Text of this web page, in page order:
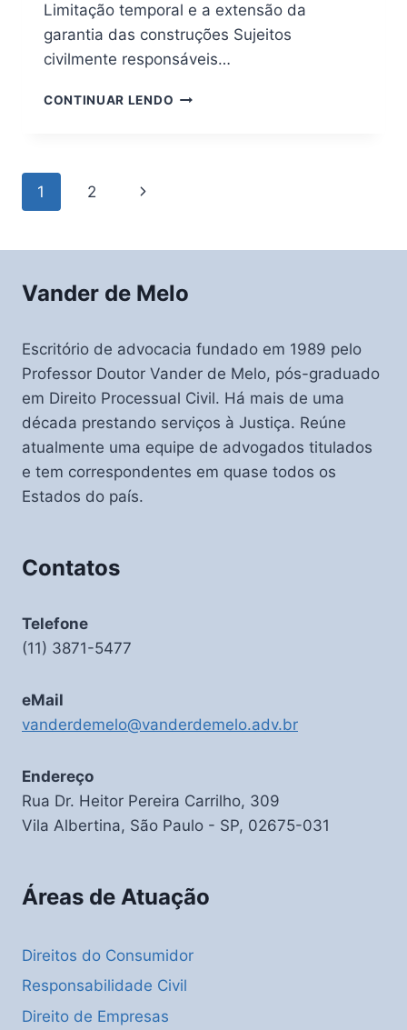
Limitação temporal e a extensão da
garantia das construções Sujeitos
civilmente responsáveis…
CONTINUAR LENDO CONSTRUÇÃO
Page
1 2
Next
Vander de Melo
Escritório de advocacia fundado em 1989 pelo
Professor Doutor Vander de Melo, pós-graduado
em Direito Processual Civil. Há mais de uma
década prestando serviços à Justiça. Reúne
atualmente uma equipe de advogados titulados
e tem correspondentes em quase todos os
Estados do país.
Contatos
Telefone
(11) 3871-5477
eMail
vanderdemelo@vanderdemelo.adv.br
Endereço
Rua Dr. Heitor Pereira Carrilho, 309
Vila Albertina, São Paulo - SP, 02675-031
Áreas de Atuação
Direitos do Consumidor
Responsabilidade Civil
Direito de Empresas